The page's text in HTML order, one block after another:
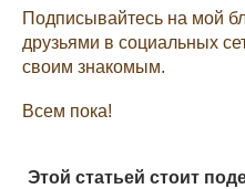
Подписывайтесь на мой
друзьями в социальных
своим знакомым.
Всем пока!
Этой статьей стоит